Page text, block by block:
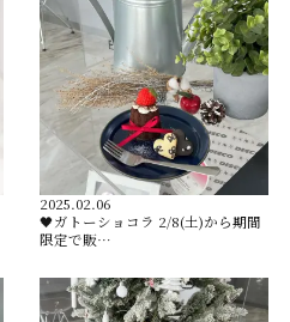
2025.02.06
🖤ガトーショコラ 2/8(土)から期間
限定で販…